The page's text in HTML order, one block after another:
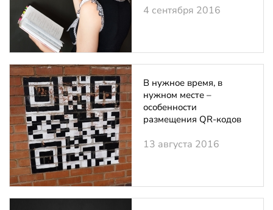
4 сентября 2016
В нужное время, в
нужном месте –
особенности
размещения QR-кодов
13 августа 2016